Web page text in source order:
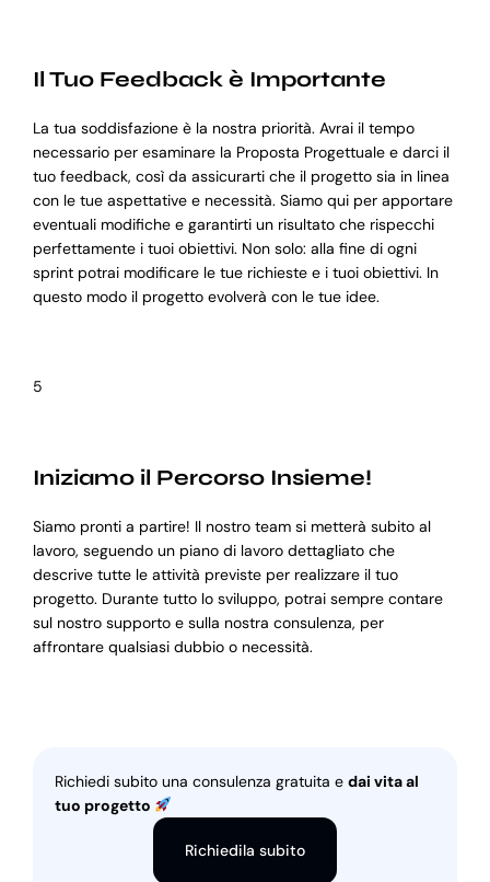
Il Tuo Feedback è Importante
La tua soddisfazione è la nostra priorità. Avrai il tempo
necessario per esaminare la Proposta Progettuale e darci il
tuo feedback, così da assicurarti che il progetto sia in linea
con le tue aspettative e necessità. Siamo qui per apportare
eventuali modifiche e garantirti un risultato che rispecchi
perfettamente i tuoi obiettivi. Non solo: alla fine di ogni
sprint potrai modificare le tue richieste e i tuoi obiettivi. In
questo modo il progetto evolverà con le tue idee.
5
Iniziamo il Percorso Insieme!
Siamo pronti a partire! Il nostro team si metterà subito al
lavoro, seguendo un piano di lavoro dettagliato che
descrive tutte le attività previste per realizzare il tuo
progetto. Durante tutto lo sviluppo, potrai sempre contare
sul nostro supporto e sulla nostra consulenza, per
affrontare qualsiasi dubbio o necessità.
Richiedi subito una consulenza gratuita e dai vita al
tuo progetto
Richiedila subito